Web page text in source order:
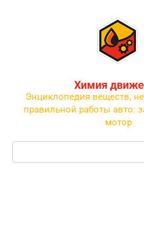
Химия
Энциклопедия веществ,
правильной работы авто:
мотор
Поиск: